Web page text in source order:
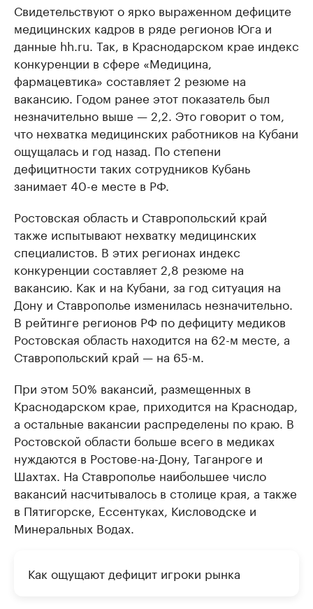
Свидетельствуют о ярко выраженном дефиците
медицинских кадров в ряде регионов Юга и
данные hh.ru. Так, в Краснодарском крае индекс
конкуренции в сфере «Медицина,
фармацевтика» составляет 2 резюме на
вакансию. Годом ранее этот показатель был
незначительно выше — 2,2. Это говорит о том,
что нехватка медицинских работников на Кубани
ощущалась и год назад. По степени
дефицитности таких сотрудников Кубань
занимает 40-е месте в РФ.
Ростовская область и Ставропольский край
также испытывают нехватку медицинских
специалистов. В этих регионах индекс
конкуренции составляет 2,8 резюме на
вакансию. Как и на Кубани, за год ситуация на
Дону и Ставрополье изменилась незначительно.
В рейтинге регионов РФ по дефициту медиков
Ростовская область находится на 62-м месте, а
Ставропольский край — на 65-м.
При этом 50% вакансий, размещенных в
Краснодарском крае, приходится на Краснодар,
а остальные вакансии распределены по краю. В
Ростовской области больше всего в медиках
нуждаются в Ростове-на-Дону, Таганроге и
Шахтах. На Ставрополье наибольшее число
вакансий насчитывалось в столице края, а также
в Пятигорске, Ессентуках, Кисловодске и
Минеральных Водах.
Как ощущают дефицит игроки рынка